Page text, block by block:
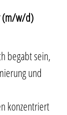
(m/w/d)
begabt sein,
und
konzentriert